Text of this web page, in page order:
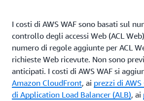
I costi di AWS WAF sono basati sul
controllo degli accessi Web (ACL
numero di regole aggiunte per ACL
richieste Web ricevute. Non sono
anticipati. I costi di AWS WAF si
Amazon CloudFront, ai prezzi di
di Application Load Balancer (ALB), ai